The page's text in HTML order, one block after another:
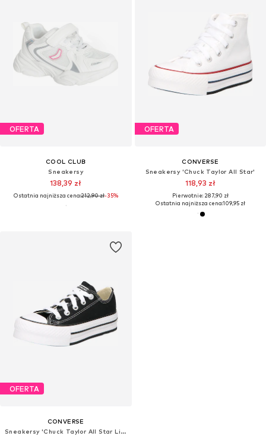
OFERTA
COOL CLUB
Sneakersy
138,39 zł
Ostatnia najniższa cena:212,90 zł-35%
OFERTA
CONVERSE
Sneakersy 'Chuck Taylor All Star'
118,93 zł
Pierwotnie: 287,90 zł
Ostatnia najniższa cena:109,95 zł
OFERTA
CONVERSE
Sneakersy 'Chuck Taylor All Star Lift'